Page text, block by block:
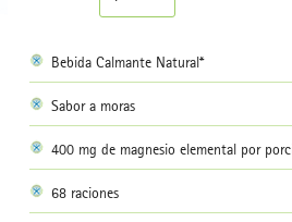
Bebida Calmante Natural*
Sabor a moras
400 mg de magnesio elemental por
68 raciones